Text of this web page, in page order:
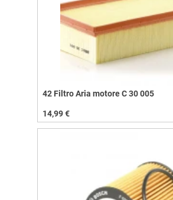
42 Filtro Aria motore C 30 005
14,99 €